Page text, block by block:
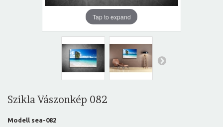
Tap to expand
Szikla Vászonkép 082
Modell sea-082